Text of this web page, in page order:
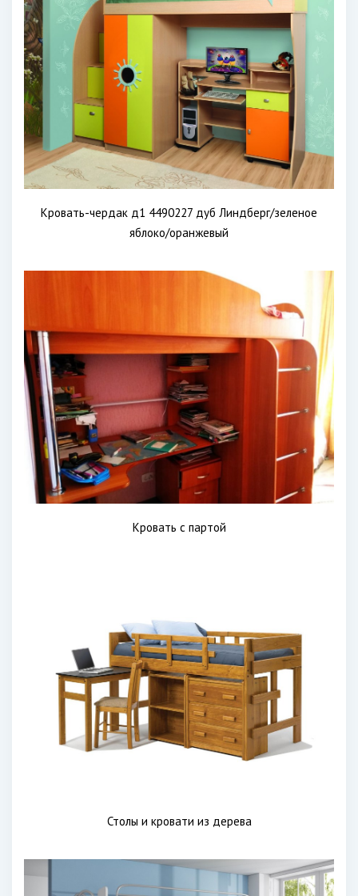
Кровать-чердак д1 4490227 дуб Линдберг/зеленое
яблоко/оранжевый
Кровать с партой
Столы и кровати из дерева